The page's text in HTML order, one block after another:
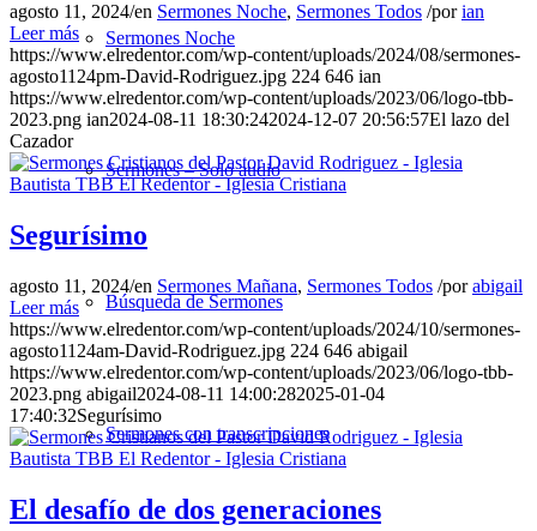
Sermones Noche
Sermones – Solo audio
Búsqueda de Sermones
Sermones con transcripciones
agosto 11, 2024/en Sermones Noche, Sermones Todos /porian
Leer más
https://www.elredentor.com/wp-content/uploads/2024/08/sermones-
agosto1124pm-David-Rodriguez.jpg 224 646 ian
https://www.elredentor.com/wp-content/uploads/2023/06/logo-tbb-
2023.png ian2024-08-11 18:30:242024-12-07 20:56:57El lazo del
Cazador
Segurísimo
agosto 11, 2024/en Sermones Mañana, Sermones Todos /porabigail
Leer más
https://www.elredentor.com/wp-content/uploads/2024/10/sermones-
agosto1124am-David-Rodriguez.jpg 224 646 abigail
https://www.elredentor.com/wp-content/uploads/2023/06/logo-tbb-
2023.png abigail2024-08-11 14:00:282025-01-04
17:40:32Segurísimo
El desafío de dos generaciones